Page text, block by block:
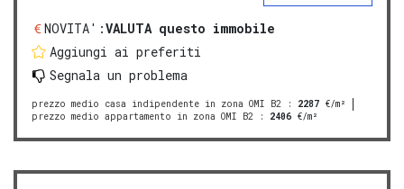
NOVITA':VALUTA questo immobile
Aggiungi ai preferiti
Segnala un problema
prezzo medio casa indipendente in zona OMI B2 : 2287 €/m²
prezzo medio appartamento in zona OMI B2 : 2406 €/m²